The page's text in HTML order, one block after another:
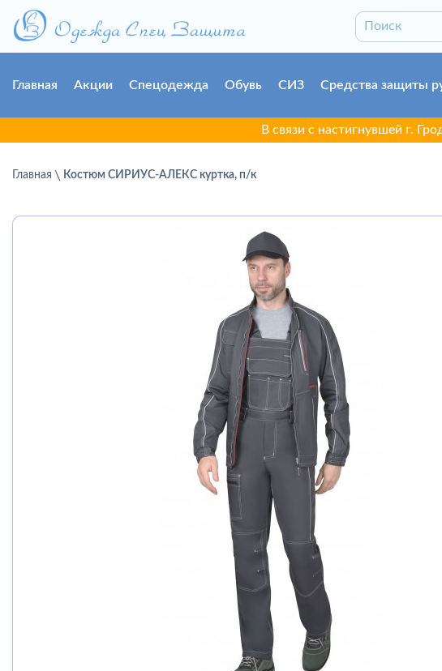
Главная Акции Спецодежда Обувь СИЗ Средства защиты
В связи с настигнувшей г. Гродно
Главная Костюм СИРИУС-АЛЕКС куртка, п/к